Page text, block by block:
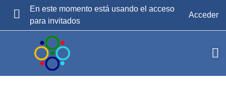
Salta al contenido principal
PANEL LATERAL
En este momento está usando el acceso
para invitados
Acceder